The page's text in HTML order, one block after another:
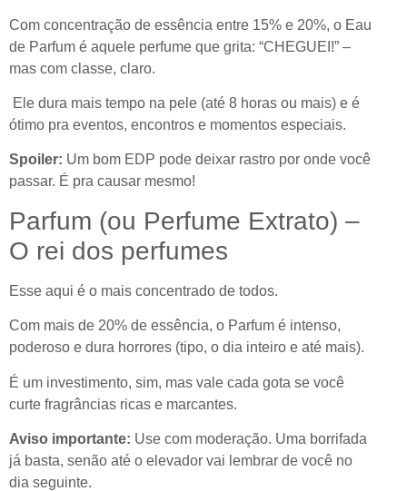
Com concentração de essência entre 15% e 20%, o Eau
de Parfum é aquele perfume que grita: “CHEGUEI!” –
mas com classe, claro.
Ele dura mais tempo na pele (até 8 horas ou mais) e é
ótimo pra eventos, encontros e momentos especiais.
Spoiler: Um bom EDP pode deixar rastro por onde você
passar. É pra causar mesmo!
Parfum (ou Perfume Extrato) –
O rei dos perfumes
Esse aqui é o mais concentrado de todos.
Com mais de 20% de essência, o Parfum é intenso,
poderoso e dura horrores (tipo, o dia inteiro e até mais).
É um investimento, sim, mas vale cada gota se você
curte fragrâncias ricas e marcantes.
Aviso importante: Use com moderação. Uma borrifada
já basta, senão até o elevador vai lembrar de você no
dia seguinte.